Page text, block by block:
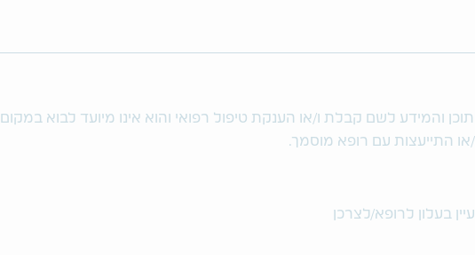
והמידע לשם קבלת ו/או הענקת טיפול רפואי והוא אינו מיועד לבוא במקום
או התייעצות עם רופא מוסמך.
בעלון לרופא/לצרכן